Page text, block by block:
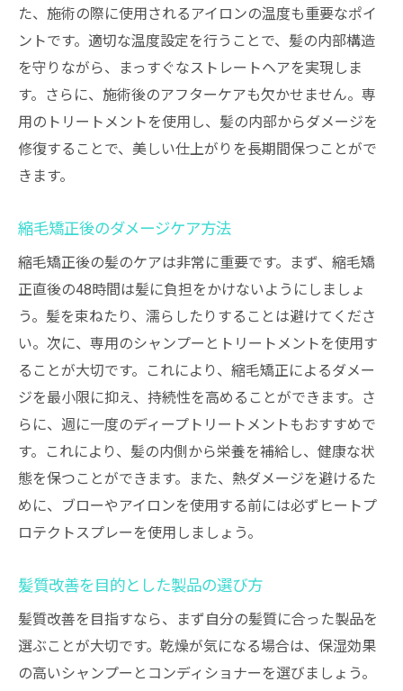
た、施術の際に使用されるアイロンの温度も重要なポイ
ントです。適切な温度設定を行うことで、髪の内部構造
を守りながら、まっすぐなストレートヘアを実現しま
す。さらに、施術後のアフターケアも欠かせません。専
用のトリートメントを使用し、髪の内部からダメージを
修復することで、美しい仕上がりを長期間保つことがで
きます。
縮毛矯正後のダメージケア方法
縮毛矯正後の髪のケアは非常に重要です。まず、縮毛矯
正直後の48時間は髪に負担をかけないようにしましょ
う。髪を束ねたり、濡らしたりすることは避けてくださ
い。次に、専用のシャンプーとトリートメントを使用す
ることが大切です。これにより、縮毛矯正によるダメー
ジを最小限に抑え、持続性を高めることができます。さ
らに、週に一度のディープトリートメントもおすすめで
す。これにより、髪の内側から栄養を補給し、健康な状
態を保つことができます。また、熱ダメージを避けるた
めに、ブローやアイロンを使用する前には必ずヒートプ
ロテクトスプレーを使用しましょう。
髪質改善を目的とした製品の選び方
髪質改善を目指すなら、まず自分の髪質に合った製品を
選ぶことが大切です。乾燥が気になる場合は、保湿効果
の高いシャンプーとコンディショナーを選びましょう。